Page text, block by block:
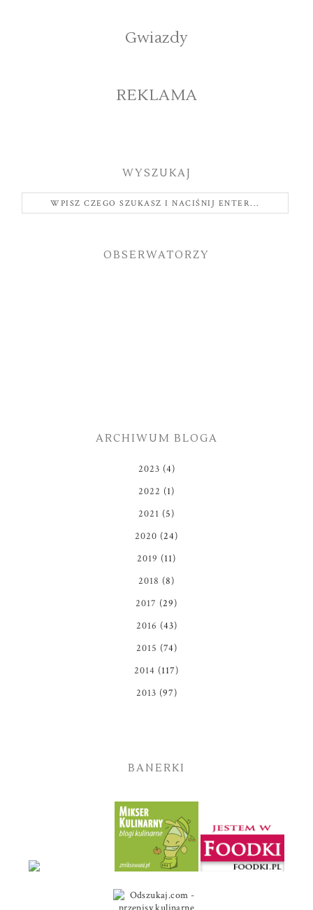
Gwiazdy
REKLAMA
WYSZUKAJ
OBSERWATORZY
ARCHIWUM BLOGA
2023 (4)
2022 (1)
2021 (5)
2020 (24)
2019 (11)
2018 (8)
2017 (29)
2016 (43)
2015 (74)
2014 (117)
2013 (97)
BANERKI